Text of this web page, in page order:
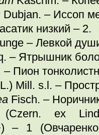
Dubjan. – Иссоп
низкий – 2.
– Левкой
– Ятрышник
– Пион
Mill. s.l. –
Fisch. –
(Czern. ex
– 1